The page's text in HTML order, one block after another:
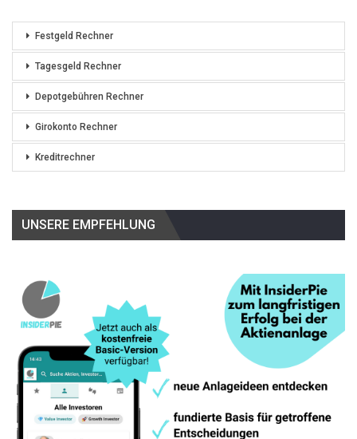
Festgeld Rechner
Tagesgeld Rechner
Depotgebühren Rechner
Girokonto Rechner
Kreditrechner
UNSERE EMPFEHLUNG